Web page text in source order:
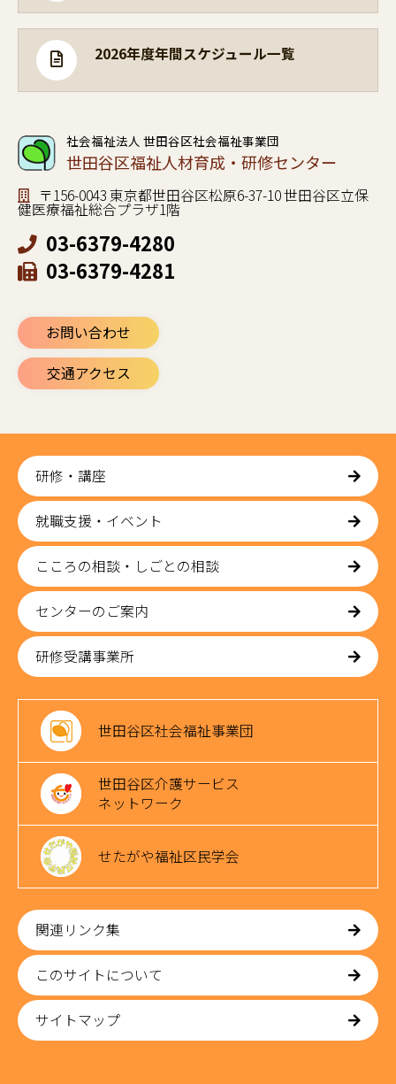
2026年度年間スケジュール一覧
社会福祉法人 世田谷区社会福祉事業団
世田谷区福祉人材育成・研修センター
〒156-0043 東京都世田谷区松原6-37-10 世田谷区立保
健医療福祉総合プラザ1階
03-6379-4280
03-6379-4281
お問い合わせ
交通アクセス
研修・講座
就職支援・イベント
こころの相談・しごとの相談
センターのご案内
研修受講事業所
世田谷区社会福祉事業団
世田谷区介護サービス
ネットワーク
せたがや福祉区民学会
関連リンク集
このサイトについて
サイトマップ